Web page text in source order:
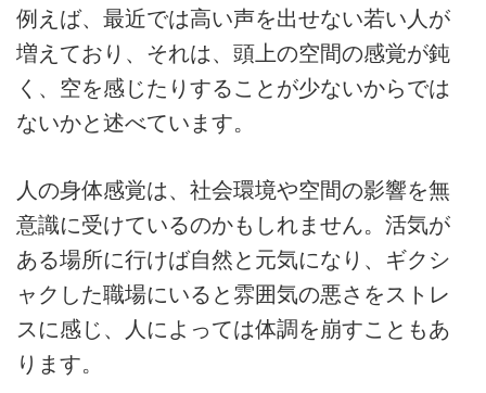
例えば、最近では高い声を出せない若い人が
増えており、それは、頭上の空間の感覚が鈍
く、空を感じたりすることが少ないからでは
ないかと述べています。
人の身体感覚は、社会環境や空間の影響を無
意識に受けているのかもしれません。活気が
ある場所に行けば自然と元気になり、ギクシ
ャクした職場にいると雰囲気の悪さをストレ
スに感じ、人によっては体調を崩すこともあ
ります。